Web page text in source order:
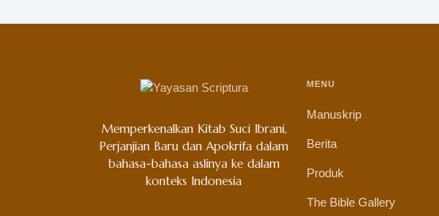
Memperkenalkan Kitab Suci Ibrani,
Perjanjian Baru dan Apokrifa dalam
bahasa-bahasa aslinya ke dalam
konteks Indonesia
MENU
Manuskrip
Berita
Produk
The Bible Gallery